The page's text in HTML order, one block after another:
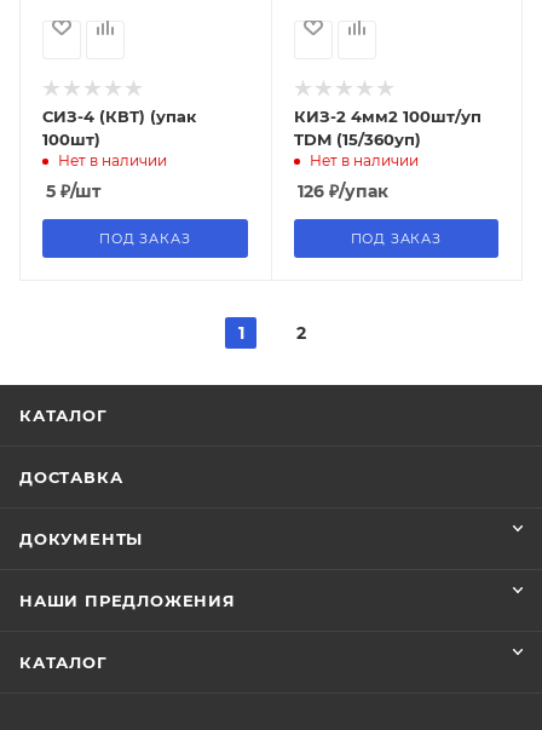
СИЗ-4 (КВТ) (упак
100шт)
Нет в наличии
5 ₽/шт
ПОД ЗАКАЗ
КИЗ-2 4мм2 100шт/уп
TDM (15/360уп)
Нет в наличии
126₽/упак
ПОД ЗАКАЗ
1 2
КАТАЛОГ
ДОСТАВКА
ДОКУМЕНТЫ
НАШИ ПРЕДЛОЖЕНИЯ
КАТАЛОГ